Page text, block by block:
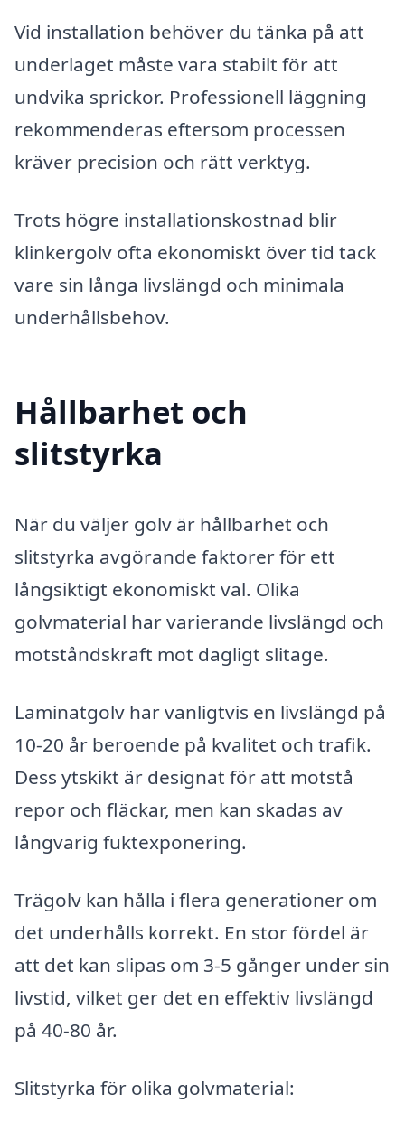
Vid installation behöver du tänka på att
underlaget måste vara stabilt för att
undvika sprickor. Professionell läggning
rekommenderas eftersom processen
kräver precision och rätt verktyg.
Trots högre installationskostnad blir
klinkergolv ofta ekonomiskt över tid tack
vare sin långa livslängd och minimala
underhållsbehov.
Hållbarhet och
slitstyrka
När du väljer golv är hållbarhet och
slitstyrka avgörande faktorer för ett
långsiktigt ekonomiskt val. Olika
golvmaterial har varierande livslängd och
motståndskraft mot dagligt slitage.
Laminatgolv har vanligtvis en livslängd på
10-20 år beroende på kvalitet och trafik.
Dess ytskikt är designat för att motstå
repor och fläckar, men kan skadas av
långvarig fuktexponering.
Trägolv kan hålla i flera generationer om
det underhålls korrekt. En stor fördel är
att det kan slipas om 3-5 gånger under sin
livstid, vilket ger det en effektiv livslängd
på 40-80 år.
Slitstyrka för olika golvmaterial: